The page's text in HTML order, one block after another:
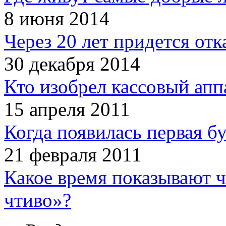
8 июня 2014
Через 20 лет придется
30 декабря 2014
Кто изобрел кассовый
15 апреля 2011
Когда появилась первая
21 февраля 2011
Какое время показывают
чтиво»?